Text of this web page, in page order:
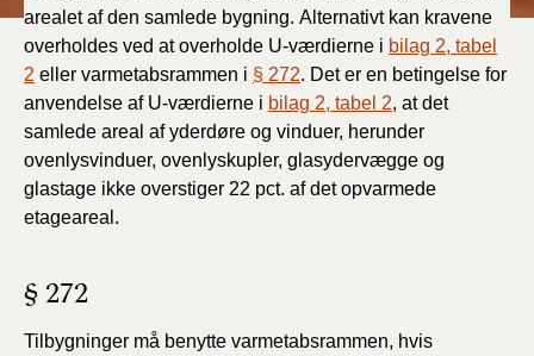
arealet af den samlede bygning. Alternativt kan kravene
overholdes ved at overholde U-værdierne i bilag 2, tabel
2 eller varmetabsrammen i § 272. Det er en betingelse for
anvendelse af U-værdierne i bilag 2, tabel 2, at det
samlede areal af yderdøre og vinduer, herunder
ovenlysvinduer, ovenlyskupler, glasydervægge og
glastage ikke overstiger 22 pct. af det opvarmede
etageareal.
§ 272
Tilbygninger må benytte varmetabsrammen, hvis